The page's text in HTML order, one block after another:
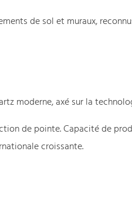
de sol et muraux,
moderne, axé sur la
de pointe. Capacité de
croissante.